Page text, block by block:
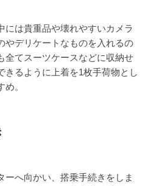
には貴重品や壊れやすいカメラ
やデリケートなものを入れるの
全てスーツケースなどに収納せ
きるように上着を1枚手荷物とし
。
ーへ向かい、搭乗手続きをしま